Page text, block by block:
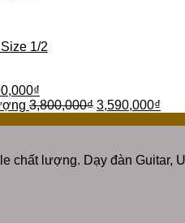
1/2
₫
3,800,000₫ 3,590,000₫
chất lượng. Dạy đàn